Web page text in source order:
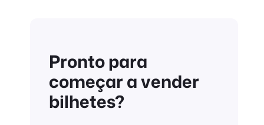
Pronto para
começar a vender
bilhetes?